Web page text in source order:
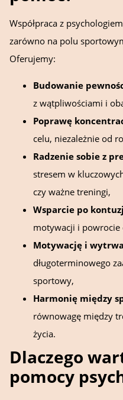
Współpraca z
zarówno na polu
Oferujemy:
Budowanie
z wątpliwościami i
Poprawę
celu, niezależnie od
Radzenie sobie z
stresem w
czy ważne treningi,
Wsparcie po
motywacji i powrocie
Motywację i
długoterminowego
sportowy,
Harmonię między
równowagę między
życia.
Dlaczego
pomocy